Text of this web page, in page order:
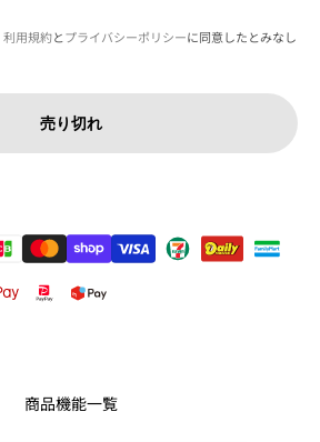
利用規約とプライバシーポリシーに同意したとみなし
売り切れ
商品機能一覧